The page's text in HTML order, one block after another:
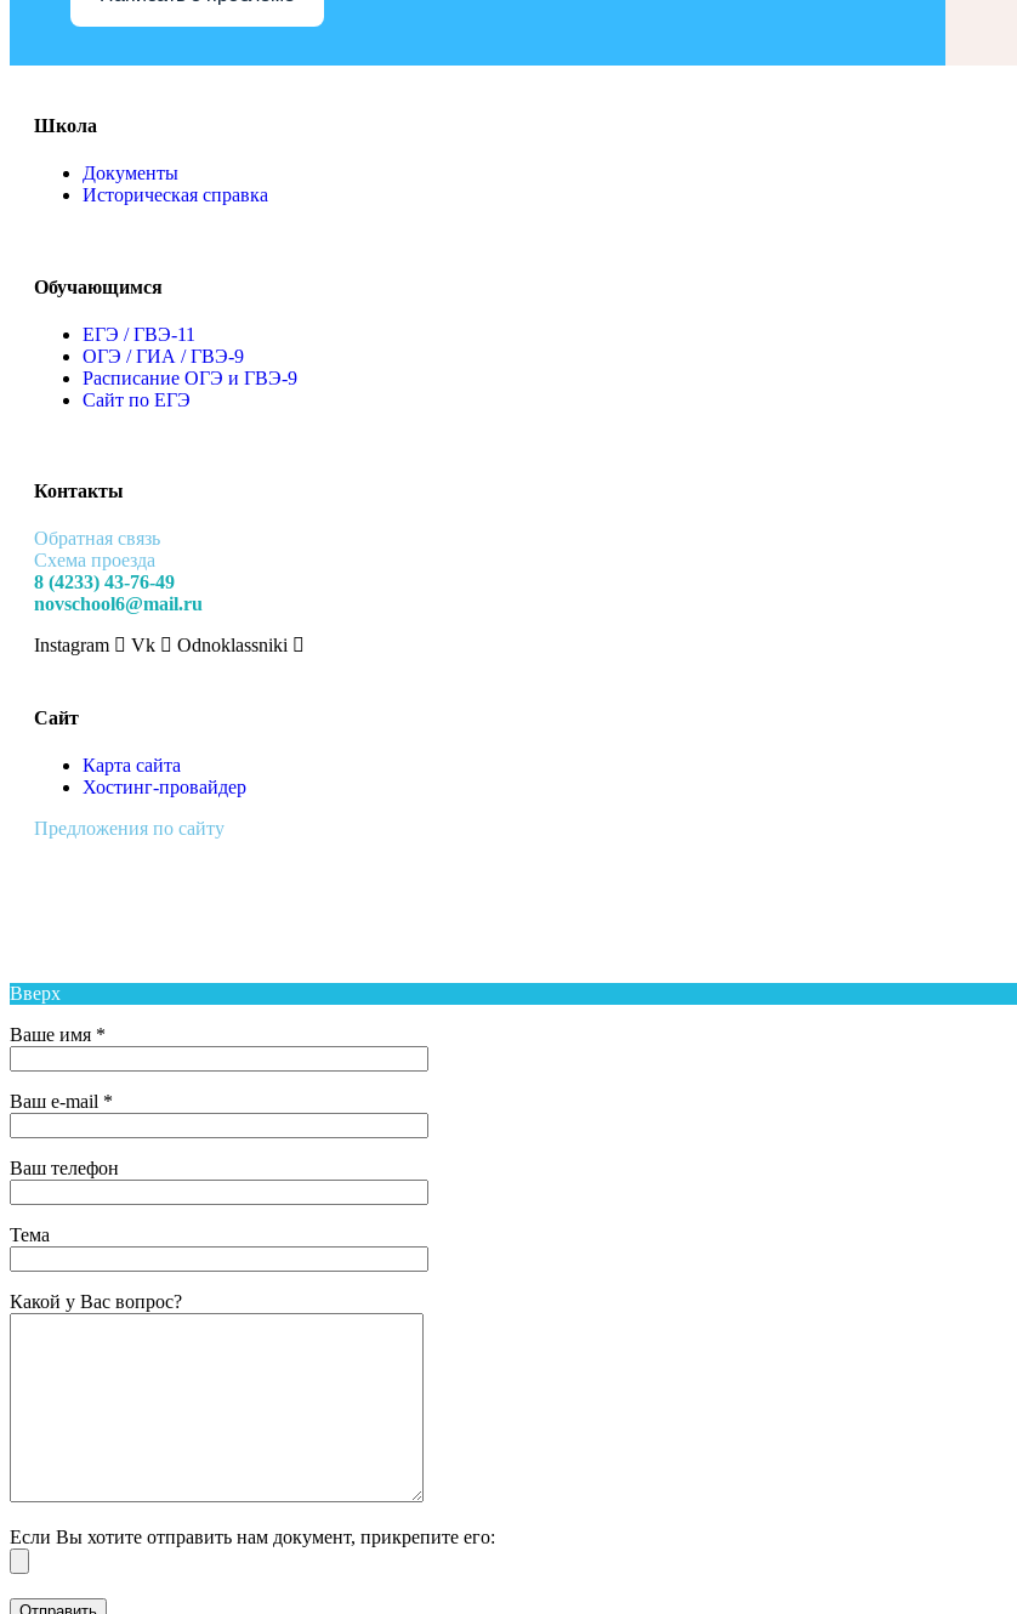
Школа
Документы
Историческая справка
Обучающимся
ЕГЭ / ГВЭ-11
ОГЭ / ГИА / ГВЭ-9
Расписание ОГЭ и ГВЭ-9
Сайт по ЕГЭ
Контакты
Обратная связь
Схема проезда
8 (4233) 43-76-49
novschool6@mail.ru
Instagram
Vk Odnoklassniki
Сайт
Карта сайта
Хостинг-провайдер
Предложения по сайту
Вверх
Ваше имя *
Ваш e-mail *
Ваш телефон
Тема
Какой у Вас вопрос?
Если Вы хотите отправить нам документ, прикрепите его: